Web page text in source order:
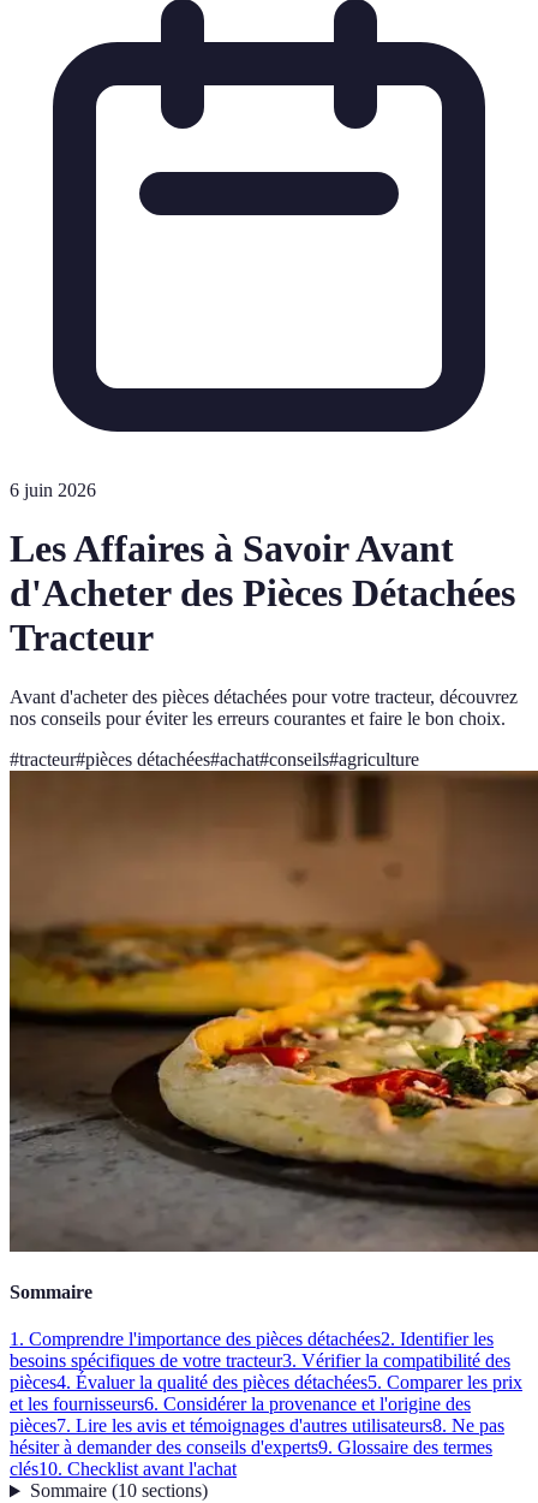
6 juin 2026
Les Affaires à Savoir Avant
d'Acheter des Pièces Détachées
Tracteur
Avant d'acheter des pièces détachées pour votre tracteur, découvrez
nos conseils pour éviter les erreurs courantes et faire le bon choix.
#tracteur#pièces détachées#achat#conseils#agriculture
Sommaire
1. Comprendre l'importance des pièces détachées2. Identifier les
besoins spécifiques de votre tracteur3. Vérifier la compatibilité des
pièces4. Évaluer la qualité des pièces détachées5. Comparer les prix
et les fournisseurs6. Considérer la provenance et l'origine des
pièces7. Lire les avis et témoignages d'autres utilisateurs8. Ne pas
hésiter à demander des conseils d'experts9. Glossaire des termes
clés10. Checklist avant l'achat
Sommaire(10 sections)